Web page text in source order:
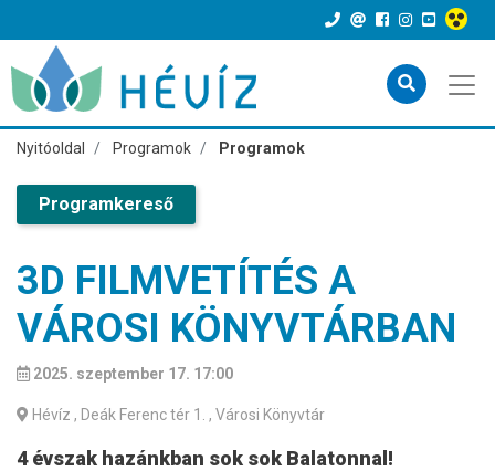
Nyitóoldal Programok Programok
Programkereső
3D FILMVETÍTÉS A
VÁROSI KÖNYVTÁRBAN
2025. szeptember 17. 17:00
Hévíz , Deák Ferenc tér 1. , Városi Könyvtár
4 évszak hazánkban sok sok Balatonnal!